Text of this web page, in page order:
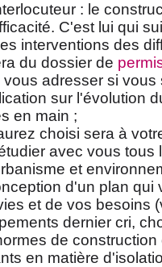
: le
C'est lui qui
interventions des
du dossier de
adresser si vous
sur l'évolution
en main ;
choisi sera à
avec vous tous
et
d'un plan qui
et de vos besoins
dernier cri,
de construction
en matière